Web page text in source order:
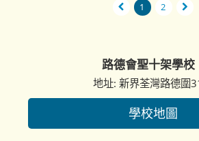
1 2
路德會聖十架學校
地址: 新界荃灣路德圍
學校地圖